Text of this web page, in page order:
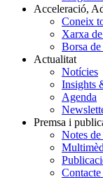
Acceleració,
Coneix
Xarxa
Borsa
Actualitat
Notícies
Insights
Agenda
Premsa i
Notes de
Contacte